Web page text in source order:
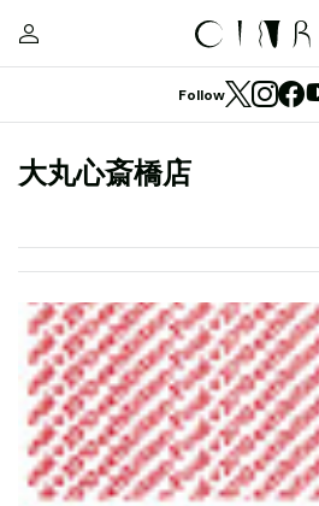
Follow
大丸心斎橋店